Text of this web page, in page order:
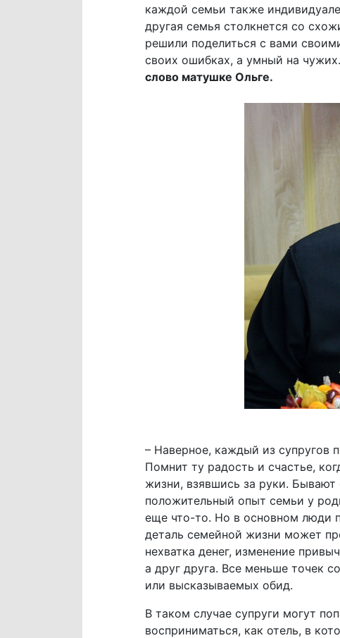
каждой семьи также
другая семья столкнется со
решили поделиться с вами
своих ошибках, а умный на
слово матушке Ольге.
– Наверное, каждый из супругов
Помнит ту радость и счастье,
жизни, взявшись за руки. Бывают
положительный опыт семьи у
еще что-то. Но в основном люди
деталь семейной жизни может
нехватка денег, изменение
а друг друга. Все меньше точек
или высказываемых обид.
В таком случае супруги могут
восприниматься, как отель, в